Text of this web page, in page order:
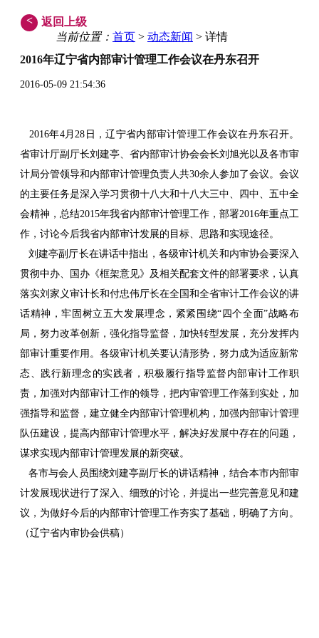
<
返回上级
当前位置： 首页 > 动态新闻 > 详情
2016年辽宁省内部审计管理工作会议在丹东召开
2016-05-09 21:54:36
2016年4月28日，辽宁省内部审计管理工作会议在丹东召开。
省审计厅副厅长刘建亭、省内部审计协会会长刘旭光以及各市审
计局分管领导和内部审计管理负责人共30余人参加了会议。会议
的主要任务是深入学习贯彻十八大和十八大三中、四中、五中全
会精神，总结2015年我省内部审计管理工作，部署2016年重点工
作，讨论今后我省内部审计发展的目标、思路和实现途径。
刘建亭副厅长在讲话中指出，各级审计机关和内审协会要深入
贯彻中办、国办《框架意见》及相关配套文件的部署要求，认真
落实刘家义审计长和付忠伟厅长在全国和全省审计工作会议的讲
话精神，牢固树立五大发展理念，紧紧围绕“四个全面”战略布
局，努力改革创新，强化指导监督，加快转型发展，充分发挥内
部审计重要作用。各级审计机关要认清形势，努力成为适应新常
态、践行新理念的实践者，积极履行指导监督内部审计工作职
责，加强对内部审计工作的领导，把内审管理工作落到实处，加
强指导和监督，建立健全内部审计管理机构，加强内部审计管理
队伍建设，提高内部审计管理水平，解决好发展中存在的问题，
谋求实现内部审计管理发展的新突破。
各市与会人员围绕刘建亭副厅长的讲话精神，结合本市内部审
计发展现状进行了深入、细致的讨论，并提出一些完善意见和建
议，为做好今后的内部审计管理工作夯实了基础，明确了方向。
（辽宁省内审协会供稿）